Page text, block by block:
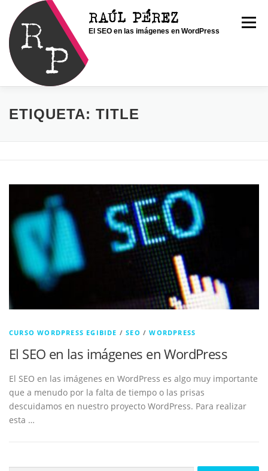
contenido
RAÚL PÉREZ
El SEO en las imágenes en WordPress
Menú
INICIO SOY RAÚL SERVICIOS
ETIQUETA: TITLE
CURSO WORDPRESS EGIBIDE /SEO /WORDPRESS
El SEO en las imágenes en WordPress
El SEO en las imágenes en WordPress es algo muy importante
que a menudo por la falta de tiempo o las prisas
descuidamos en nuestro proyecto WordPress. Para realizar
esta …